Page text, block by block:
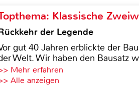
Klassische
der Legende
gut 40 Jahren erblickte der
Welt. Wir haben den Bausatz
Mehr erfahren
Alle anzeigen